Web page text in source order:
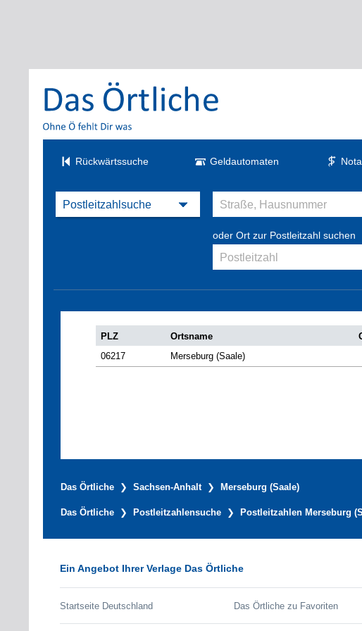
Rückwärtssuche Geldautomaten
oder Ort zur Postleitzahl suchen
PLZ Ortsname
06217
Merseburg (Saale)
Das Örtliche Sachsen-Anhalt Merseburg (Saale)
Das Örtliche Postleitzahlensuche Postleitzahlen Merseburg
Ein Angebot Ihrer Verlage Das Örtliche
Startseite Deutschland Das Örtliche zu Favoriten